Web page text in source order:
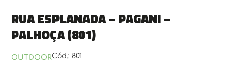
Rua Esplanada – Pagani –
Palhoça (801)
OUTDOORCód.: 801